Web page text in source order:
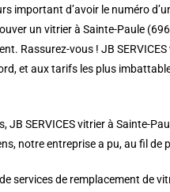
important d’avoir le numéro
un vitrier à Sainte-Paule
Rassurez-vous ! JB
et aux tarifs les plus
SERVICES vitrier à Sainte-
notre entreprise a pu, au fil
services de remplacement de